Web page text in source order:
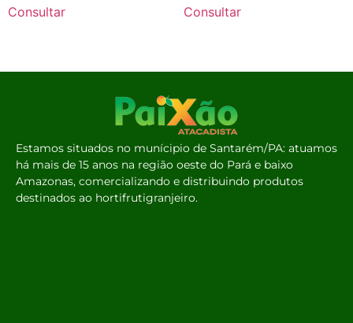
Consultar Consultar
Estamos situados no munícipio de Santarém/PA: atuamos
há mais de 15 anos na região oeste do Pará e baixo
Amazonas, comercializando e distribuindo produtos
destinados ao hortifrutigranjeiro.